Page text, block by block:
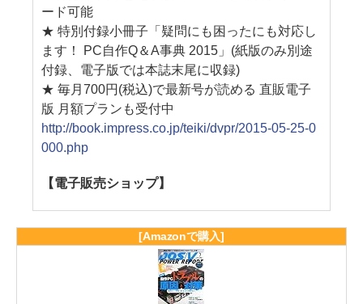
ード可能
★ 特別付録小冊子「疑問にも困ったにも対応し
ます！ PC自作Q＆A事典 2015」(紙版のみ別途
付録、電子版では本誌末尾に収録)
★ 毎月700円(税込)で最新号が読める 直販電子
版 月額プランも受付中
http://book.impress.co.jp/teiki/dvpr/2015-05-25-0
000.php
【電子販売ショップ】
[Amazonで購入]